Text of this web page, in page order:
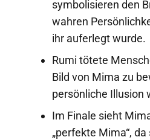
symbolisieren den
wahren
ihr auferlegt wurde.
Rumi tötete
Bild von Mima zu
persönliche Illusion
Im Finale sieht
„perfekte Mima“,